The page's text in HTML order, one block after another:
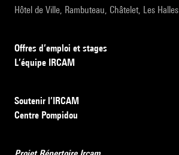
Hôtel de Ville, Rambuteau, Châtelet, Les Halles
Offres d’emploi et stages
L’équipe IRCAM
Soutenir l’IRCAM
Centre Pompidou